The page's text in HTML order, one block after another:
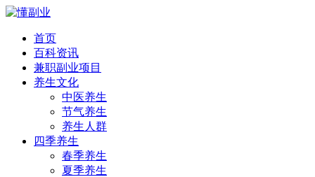
首页
百科资讯
兼职副业项目
养生文化
中医养生
节气养生
养生人群
四季养生
春季养生
夏季养生